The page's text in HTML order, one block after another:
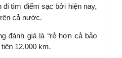
đi tìm điểm sạc bởi hiện nay,
cả nước.
đánh giá là “rẻ hơn cả bảo
12.000 km.